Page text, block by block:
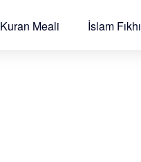
Kuran Meali İslam Fıkhı